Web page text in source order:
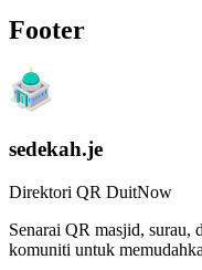
Footer
sedekah.je
Direktori QR DuitNow
Senarai QR masjid, surau,
komuniti untuk